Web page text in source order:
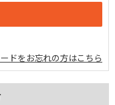
ドをお忘れの方はこちら